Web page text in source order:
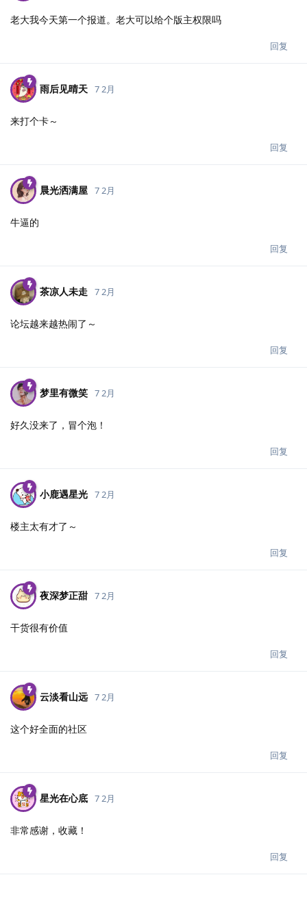
老大我今天第一个报道。老大可以给个版主权限吗
回复
雨后见晴天 7 2月
来打个卡～
回复
晨光洒满屋 7 2月
牛逼的
回复
茶凉人未走 7 2月
论坛越来越热闹了～
回复
梦里有微笑 7 2月
好久没来了，冒个泡！
回复
小鹿遇星光 7 2月
楼主太有才了～
回复
夜深梦正甜 7 2月
干货很有价值
回复
云淡看山远 7 2月
这个好全面的社区
回复
星光在心底 7 2月
非常感谢，收藏！
回复